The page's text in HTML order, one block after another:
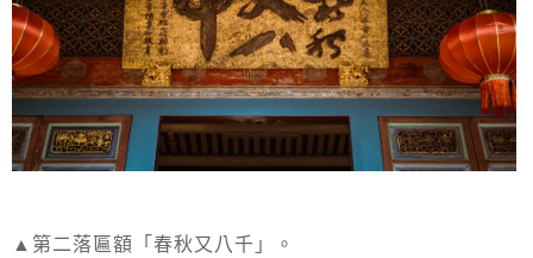
▲第二落匾額「春秋又八千」。